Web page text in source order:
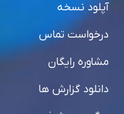
آپلود نسخه
درخواست تماس
مشاوره رایگان
دانلود گزارش ها